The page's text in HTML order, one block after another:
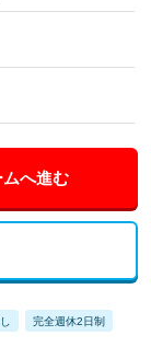
へ進む
完全週休2日制